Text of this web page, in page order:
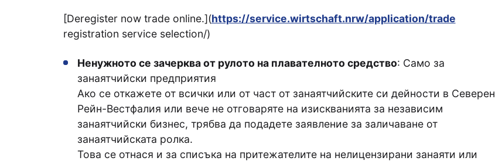
[Deregister now trade online.](https://service.wirtschaft.nrw/application/trade
registration service selection/)
Ненужното се зачерква от рулото на плавателното средство: Само за
занаятчийски предприятия
Ако се откажете от всички или от част от занаятчийските си дейности в Северен
Рейн-Вестфалия или вече не отговаряте на изискванията за независим
занаятчийски бизнес, трябва да подадете заявление за заличаване от
занаятчийската ролка.
Това се отнася и за списъка на притежателите на нелицензирани занаяти или